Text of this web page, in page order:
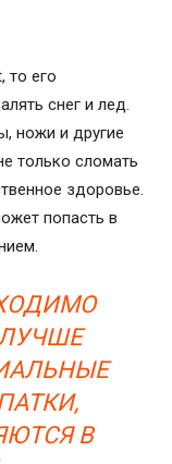
то его
снег и лед.
ножи и другие
только сломать
здоровье.
попасть в
В